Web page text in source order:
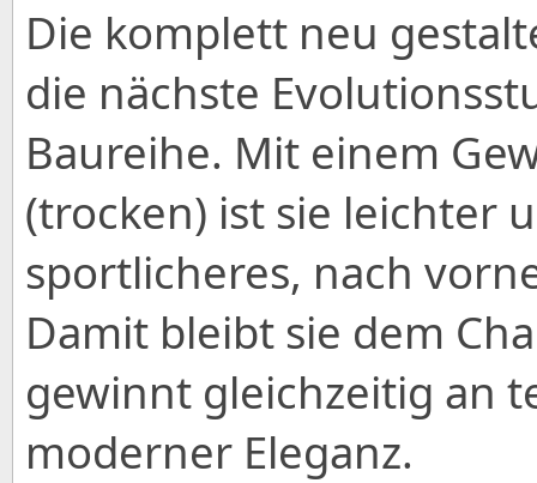
Die komplett neu
die nächste
Baureihe. Mit einem
(trocken) ist sie leichter
sportlicheres, nach
Damit bleibt sie dem
gewinnt gleichzeitig an
moderner Eleganz.